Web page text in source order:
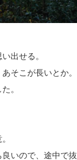
出せる。
そこが長いとか。
。
いので、途中で